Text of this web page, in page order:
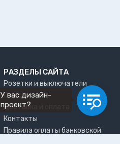
РАЗДЕЛЫ САЙТА
Розетки и выключатели
О нас
Доставка и оплата
Контакты
Правила оплаты банковской
У вас дизайн-
проект?